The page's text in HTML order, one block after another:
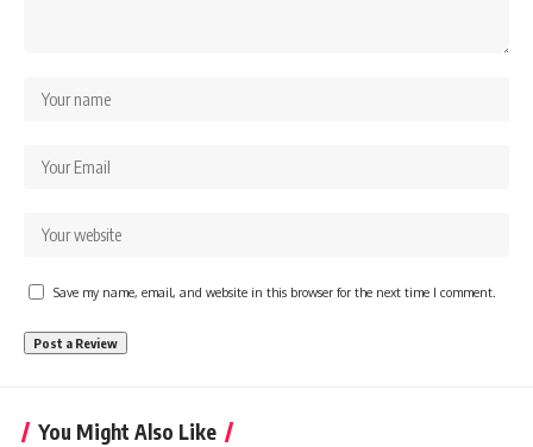
Save my name, email, and website in this browser for the next time I comment.
You Might Also Like